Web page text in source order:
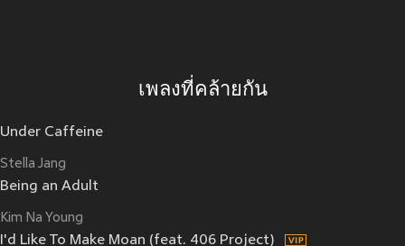
เพลงที่คล้ายกัน
Under Caffeine
Stella Jang
Being an Adult
Kim Na Young
I'd Like To Make Moan (feat. 406 Project)